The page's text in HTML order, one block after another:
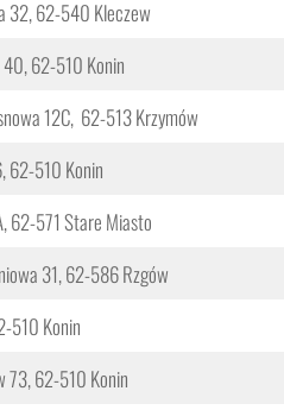
32, 62-540 Kleczew
40, 62-510 Konin
12C, 62-513 Krzymów
62-510 Konin
62-571 Stare Miasto
31, 62-586 Rzgów
510 Konin
73, 62-510 Konin